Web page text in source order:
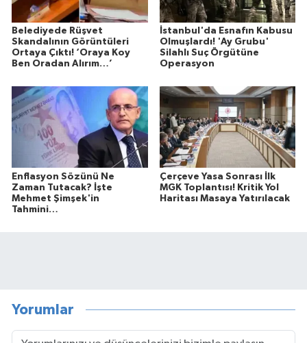
Belediyede Rüşvet
Skandalının Görüntüleri
Ortaya Çıktı! ‘Oraya Koy
Ben Oradan Alırım…’
İstanbul'da Esnafın Kabusu
Olmuşlardı! 'Ay Grubu'
Silahlı Suç Örgütüne
Operasyon
Enflasyon Sözünü Ne
Zaman Tutacak? İşte
Mehmet Şimşek'in
Tahmini…
Çerçeve Yasa Sonrası İlk
MGK Toplantısı! Kritik Yol
Haritası Masaya Yatırılacak
Yorumlar